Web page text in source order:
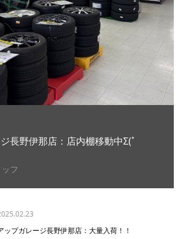
長野伊那店：店内棚移動中Σ(ﾟ
フ
ップガレージ長野伊那店：大量入荷！！